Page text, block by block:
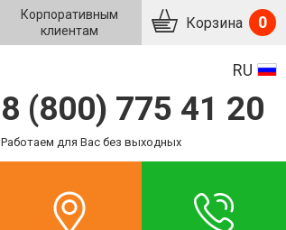
Корпоративным
клиентам
Корзина 0
RU
8 (800) 775 41 20
Работаем для Вас без выходных